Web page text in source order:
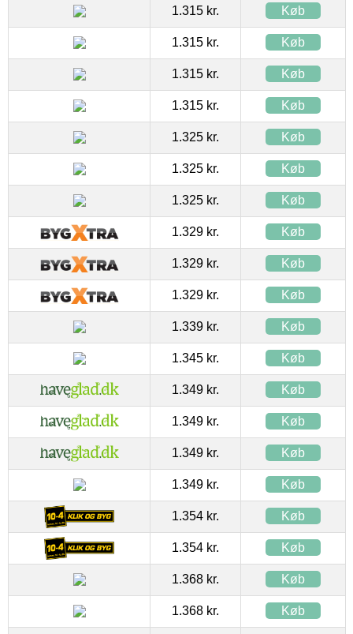
1.315 kr. Køb
1.315 kr. Køb
1.315 kr. Køb
1.315 kr. Køb
1.325 kr. Køb
1.325 kr. Køb
1.325 kr. Køb
1.329 kr. Køb
1.329 kr. Køb
1.329 kr. Køb
1.339 kr. Køb
1.345 kr. Køb
1.349 kr. Køb
1.349 kr. Køb
1.349 kr. Køb
1.349 kr. Køb
1.354 kr. Køb
1.354 kr. Køb
1.368 kr. Køb
1.368 kr. Køb